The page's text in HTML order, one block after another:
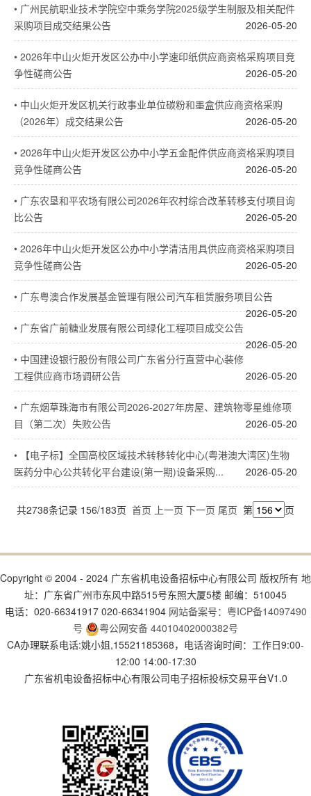
• 广州民航职业技术学院空中乘务学院2025级学生制服及相关配件
采购项目成交结果公告
2026-05-20
• 2026年中山火炬开发区公办中小学速印纸供应商资格采购项目竞
争性磋商公告
2026-05-20
• 中山火炬开发区机关行政事业单位碳粉和墨盒供应商资格采购
（2026年）成交结果公告
2026-05-20
• 2026年中山火炬开发区公办中小学五金配件供应商资格采购项目
竞争性磋商公告
2026-05-20
• 广东农垦和平农场有限公司2026年农村综合改革转移支付项目询
比公告
2026-05-20
• 2026年中山火炬开发区公办中小学清洁用具供应商资格采购项目
竞争性磋商公告
2026-05-20
• 广东粤澳合作发展基金管理有限公司汽车租赁服务项目公告
2026-05-20
• 广东省广前糖业发展有限公司绿化工程项目成交公告
2026-05-20
• 中国建设银行股份有限公司广东省分行直营中心装修
工程供应商市场调研公告
2026-05-20
• 广东烟草珠海市有限公司2026-2027年房屋、建筑物零星维修项
目（第二次）失败公告
2026-05-20
• 【电子标】全国高校区域技术转移转化中心(粤港澳大湾区)生物
医药分中心公共转化平台建设(第一期)设备采购...
2026-05-20
共2738条记录 156/183页 首页 上一页 下一页 尾页 第 页
Copyright © 2004 - 2024 广东省机电设备招标中心有限公司 版权所有 地
址：广东省广州市东风中路515号东照大厦5楼 邮编：510045
电话：020-66341917 020-66341904 网站备案号：粤ICP备14097490
号
粤公网安备 44010402000382号
CA办理联系电话:姚小姐,15521185368，电话咨询时间：工作日9:00-
12:00 14:00-17:30
广东省机电设备招标中心有限公司电子招标投标交易平台V1.0